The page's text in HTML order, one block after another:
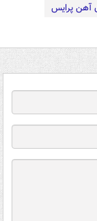
آهن پرایس